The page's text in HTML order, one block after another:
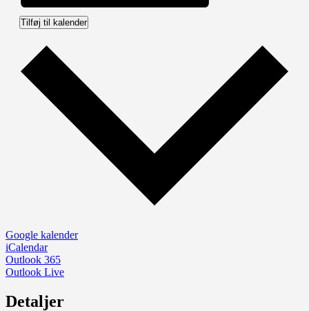
Tilføj til kalender
Google kalender
iCalendar
Outlook 365
Outlook Live
Detaljer